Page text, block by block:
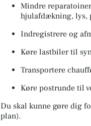
Mindre
hjulafdækning, lys,
Indregistrere og
Køre lastbiler til
Transportere
Køre postrunde til
Du skal kunne gøre dig
plan).